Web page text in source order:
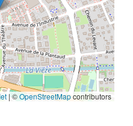
|©OpenStreetMapcontributors